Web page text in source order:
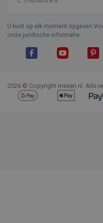
U kunt op elk moment
onze juridische informatie.
2026 © Copyright mexen.nl. Alle